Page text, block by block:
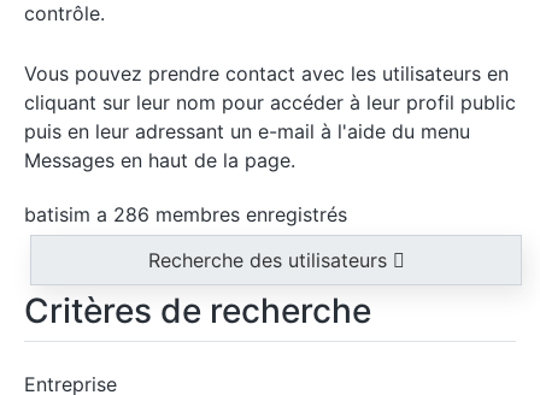
contrôle.
Vous pouvez prendre contact avec les utilisateurs en
cliquant sur leur nom pour accéder à leur profil public
puis en leur adressant un e-mail à l'aide du menu
Messages en haut de la page.
batisim a 286 membres enregistrés
Recherche des utilisateurs
Critères de recherche
Entreprise